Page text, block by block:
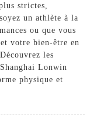
strictes,
un athlète à la
ou que vous
votre bien-être en
les
Lonwin
physique et